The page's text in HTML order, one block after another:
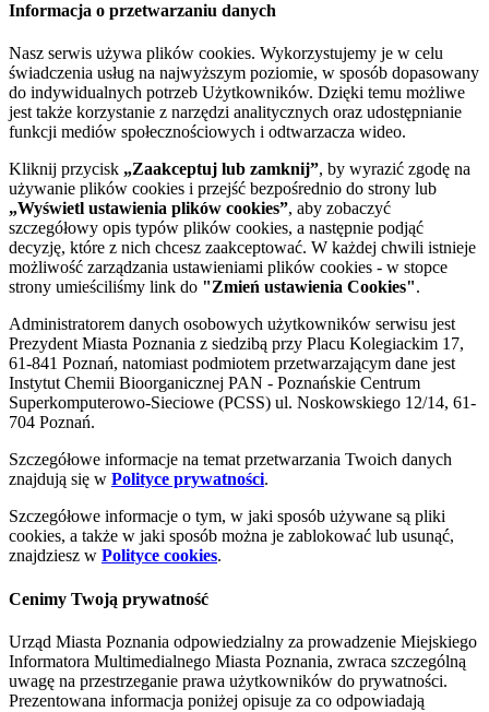
Informacja o przetwarzaniu danych
Nasz serwis używa plików cookies. Wykorzystujemy je w celu
świadczenia usług na najwyższym poziomie, w sposób dopasowany
do indywidualnych potrzeb Użytkowników. Dzięki temu możliwe
jest także korzystanie z narzędzi analitycznych oraz udostępnianie
funkcji mediów społecznościowych i odtwarzacza wideo.
Kliknij przycisk „Zaakceptuj lub zamknij”, by wyrazić zgodę na
używanie plików cookies i przejść bezpośrednio do strony lub
„Wyświetl ustawienia plików cookies”, aby zobaczyć
szczegółowy opis typów plików cookies, a następnie podjąć
decyzję, które z nich chcesz zaakceptować. W każdej chwili istnieje
możliwość zarządzania ustawieniami plików cookies - w stopce
strony umieściliśmy link do "Zmień ustawienia Cookies".
Administratorem danych osobowych użytkowników serwisu jest
Prezydent Miasta Poznania z siedzibą przy Placu Kolegiackim 17,
61-841 Poznań, natomiast podmiotem przetwarzającym dane jest
Instytut Chemii Bioorganicznej PAN - Poznańskie Centrum
Superkomputerowo-Sieciowe (PCSS) ul. Noskowskiego 12/14, 61-
704 Poznań.
Szczegółowe informacje na temat przetwarzania Twoich danych
znajdują się w Polityce prywatności.
Szczegółowe informacje o tym, w jaki sposób używane są pliki
cookies, a także w jaki sposób można je zablokować lub usunąć,
znajdziesz w Polityce cookies.
Cenimy Twoją prywatność
Urząd Miasta Poznania odpowiedzialny za prowadzenie Miejskiego
Informatora Multimedialnego Miasta Poznania, zwraca szczególną
uwagę na przestrzeganie prawa użytkowników do prywatności.
Prezentowana informacja poniżej opisuje za co odpowiadają